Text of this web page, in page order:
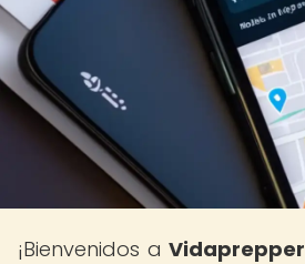
¡Bienvenidos aVidaprepper